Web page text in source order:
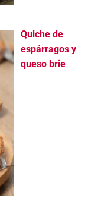
Quiche de
espárragos y
queso brie